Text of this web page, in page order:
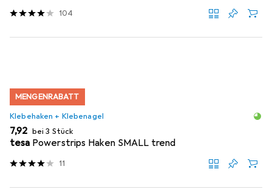
104
MENGENRABATT
Klebehaken + Klebenagel
EUR
7,92 bei 3 Stück
tesa Powerstrips Haken SMALL trend
11